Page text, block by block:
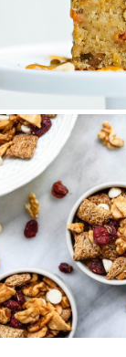
しっとり濃厚♪
とバナナのト
ディングケー
熟したバナナの甘み
くカリッとしたくる
絶妙に合わさった、
厚なプディングケ...